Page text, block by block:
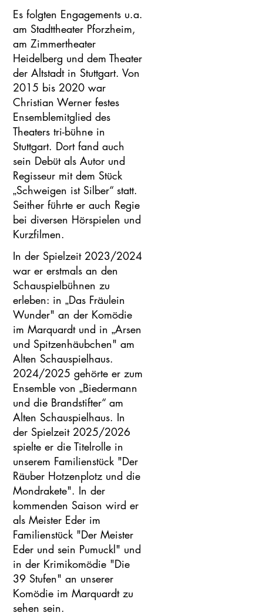
Es folgten Engagements u.a.
am Stadttheater Pforzheim,
am Zimmertheater
Heidelberg und dem Theater
der Altstadt in Stuttgart. Von
2015 bis 2020 war
Christian Werner festes
Ensemblemitglied des
Theaters tri-bühne in
Stuttgart. Dort fand auch
sein Debüt als Autor und
Regisseur mit dem Stück
„Schweigen ist Silber“ statt.
Seither führte er auch Regie
bei diversen Hörspielen und
Kurzfilmen.
In der Spielzeit 2023/2024
war er erstmals an den
Schauspielbühnen zu
erleben: in „Das Fräulein
Wunder" an der Komödie
im Marquardt und in „Arsen
und Spitzenhäubchen" am
Alten Schauspielhaus.
2024/2025 gehörte er zum
Ensemble von „Biedermann
und die Brandstifter“ am
Alten Schauspielhaus. In
der Spielzeit 2025/2026
spielte er die Titelrolle in
unserem Familienstück "Der
Räuber Hotzenplotz und die
Mondrakete". In der
kommenden Saison wird er
als Meister Eder im
Familienstück "Der Meister
Eder und sein Pumuckl" und
in der Krimikomödie "Die
39 Stufen" an unserer
Komödie im Marquardt zu
sehen sein.